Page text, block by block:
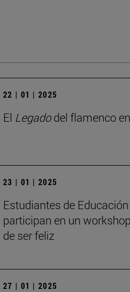
22 | 01 | 2025
El Legadodel flamenco
23 | 01 | 2025
Estudiantes de
participan en un
de ser feliz
27 | 01 | 2025